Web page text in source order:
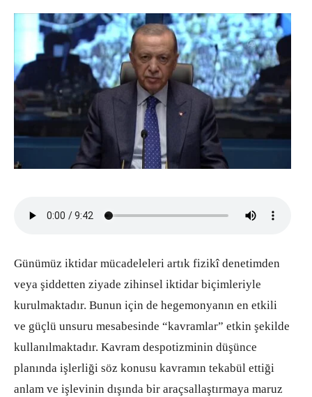
Günümüz iktidar mücadeleleri artık fizikî denetimden
veya şiddetten ziyade zihinsel iktidar biçimleriyle
kurulmaktadır. Bunun için de hegemonyanın en etkili
ve güçlü unsuru mesabesinde “kavramlar” etkin şekilde
kullanılmaktadır. Kavram despotizminin düşünce
planında işlerliği söz konusu kavramın tekabül ettiği
anlam ve işlevinin dışında bir araçsallaştırmaya maruz